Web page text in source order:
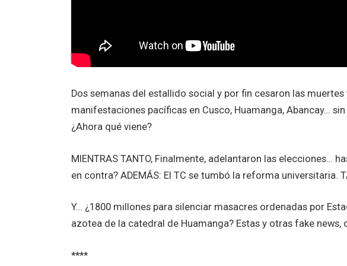
Dos semanas del estallido social y por fin cesaron las
manifestaciones pacíficas en Cusco, Huamanga, Abancay…
¿Ahora qué viene?
MIENTRAS TANTO, Finalmente, adelantaron las elecciones…
en contra? ADEMÁS: El TC se tumbó la reforma universitaria.
Y… ¿1800 millones para silenciar masacres ordenadas por
azotea de la catedral de Huamanga? Estas y otras fake news,
****